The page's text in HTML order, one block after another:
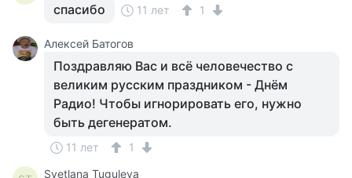
спасибо 11 лет 1
Алексей Батогов
Поздравляю Вас и всё человечество с
великим русским праздником - Днём
Радио! Чтобы игнорировать его, нужно
быть дегенератом.
11 лет 1
Svetlana Tuguleva